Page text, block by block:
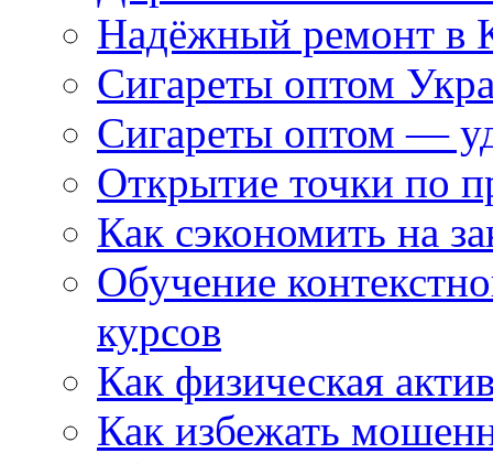
Надёжный ремонт в
Сигареты оптом
Сигареты оптом —
Открытие точки по
Как сэкономить на
Обучение
курсов
Как физическая
Как избежать